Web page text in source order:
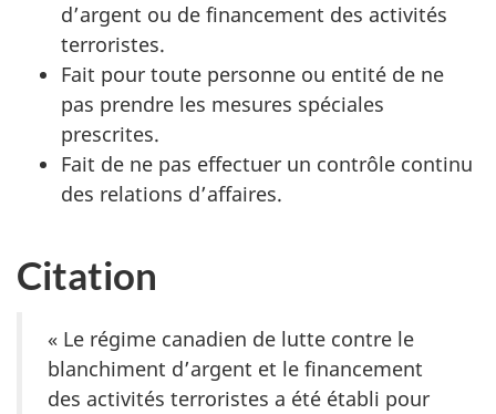
d’argent ou de financement des activités
terroristes.
Fait pour toute personne ou entité de ne
pas prendre les mesures spéciales
prescrites.
Fait de ne pas effectuer un contrôle continu
des relations d’affaires.
Citation
« Le régime canadien de lutte contre le
blanchiment d’argent et le financement
des activités terroristes a été établi pour